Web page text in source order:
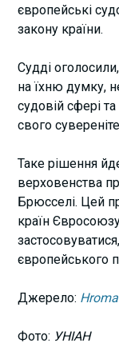
європейські
закону країни.
Судді
на їхню думку,
судовій сфері
свого
Таке рішення
верховенства
Брюсселі. Цей
країн
європейського
Джерело:
Фото: УНІАН